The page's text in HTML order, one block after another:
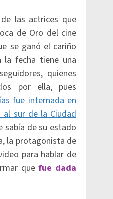
las actrices que
de Oro del cine
se ganó el cariño
la fecha tiene una
quienes
por ella, pues
fue internada en
al sur de la Ciudad
sabía de su estado
la protagonista de
para hablar de
quefue dada